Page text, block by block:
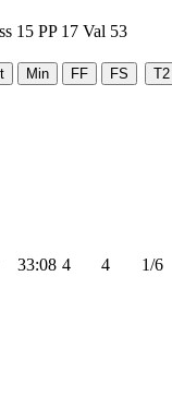
15 PP 17 Val 53
Min FF FS T2
33:08 4 4 1/6